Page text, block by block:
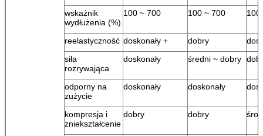
wskaźnik
wydłużenia (%)
100 ~ 700 100 ~ 700 100
reelastyczność doskonały + dobry
siła
rozrywająca
doskonały średni ~ dobry
odporny na
zużycie
doskonały doskonały
kompresja i
zniekształcenie
dobry dobry